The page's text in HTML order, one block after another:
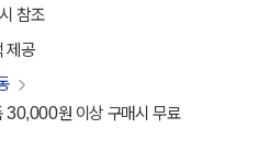
참조
제공
30,000원 이상 구매시 무료